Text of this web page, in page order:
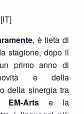
[IT]
, è lieta di
stagione, dopo il
primo anno di
e della
della sinergia tra
EM-Arts e la